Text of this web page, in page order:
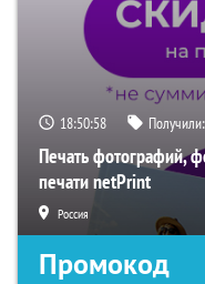
18:50:57 Получили:
Печать фотографий,
печати netPrint
Россия
Промокод